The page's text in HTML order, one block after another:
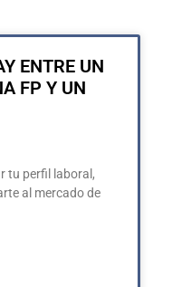
ENTRE UN
FP Y UN
tu perfil laboral,
al mercado de